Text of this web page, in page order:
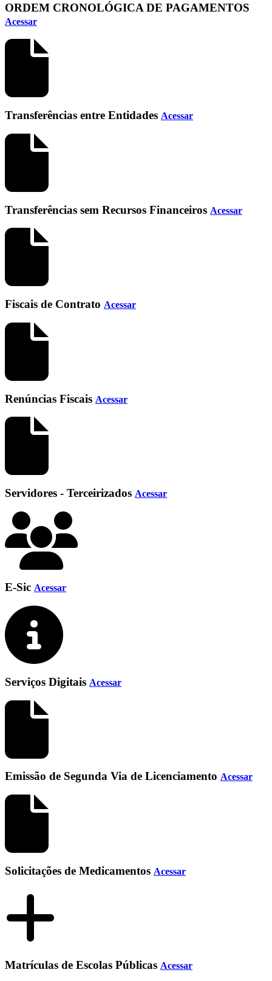
ORDEM CRONOLÓGICA DE PAGAMENTOS
Acessar
Transferências entre Entidades Acessar
Transferências sem Recursos Financeiros Acessar
Fiscais de Contrato Acessar
Renúncias Fiscais Acessar
Servidores - Terceirizados Acessar
E-Sic Acessar
Serviços Digitais Acessar
Emissão de Segunda Via de Licenciamento Acessar
Solicitações de Medicamentos Acessar
Matrículas de Escolas Públicas Acessar